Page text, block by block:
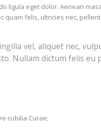
ligula eget dolor. Aenean
quam felis, ultricies nec,
vel, aliquet nec,
Nullam dictum felis eu
cubilia Curae;